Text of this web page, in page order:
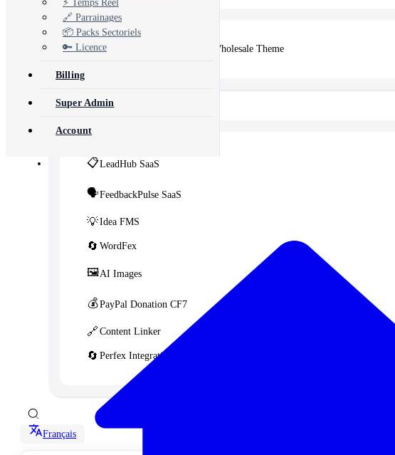
🛒Vertex — Premium B2B & Wholesale Theme
Autres produits
📋LeadHub SaaS
🗣️FeedbackPulse SaaS
💡Idea FMS
🔄 WordFex
🖼️AI Images
💰PayPal Donation CF7
🔗 Content Linker
🔄 Perfex Integration for WHMCS
Français
⚡ Temps Réel
🔗 Parrainages
📦 Packs Sectoriels
🔑 Licence
Billing
Super Admin
Account